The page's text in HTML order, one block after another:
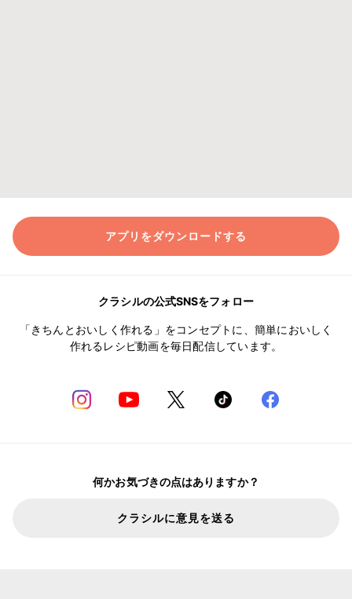
アプリをダウンロードする
クラシルの公式SNSをフォロー
「きちんとおいしく作れる」をコンセプトに、簡単においしく
作れるレシピ動画を毎日配信しています。
何かお気づきの点はありますか？
クラシルに意見を送る